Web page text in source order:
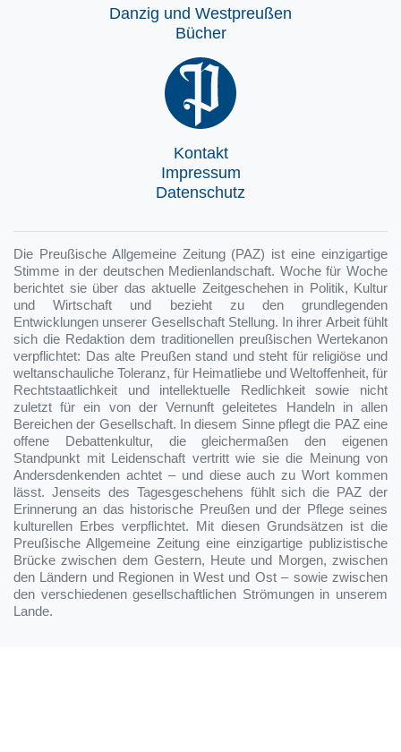
Danzig und Westpreußen
Bücher
Kontakt
Impressum
Datenschutz
Die Preußische Allgemeine Zeitung (PAZ) ist eine einzigartige
Stimme in der deutschen Medienlandschaft. Woche für Woche
berichtet sie über das aktuelle Zeitgeschehen in Politik, Kultur
und Wirtschaft und bezieht zu den grundlegenden
Entwicklungen unserer Gesellschaft Stellung. In ihrer Arbeit fühlt
sich die Redaktion dem traditionellen preußischen Wertekanon
verpflichtet: Das alte Preußen stand und steht für religiöse und
weltanschauliche Toleranz, für Heimatliebe und Weltoffenheit, für
Rechtstaatlichkeit und intellektuelle Redlichkeit sowie nicht
zuletzt für ein von der Vernunft geleitetes Handeln in allen
Bereichen der Gesellschaft. In diesem Sinne pflegt die PAZ eine
offene Debattenkultur, die gleichermaßen den eigenen
Standpunkt mit Leidenschaft vertritt wie sie die Meinung von
Andersdenkenden achtet – und diese auch zu Wort kommen
lässt. Jenseits des Tagesgeschehens fühlt sich die PAZ der
Erinnerung an das historische Preußen und der Pflege seines
kulturellen Erbes verpflichtet. Mit diesen Grundsätzen ist die
Preußische Allgemeine Zeitung eine einzigartige publizistische
Brücke zwischen dem Gestern, Heute und Morgen, zwischen
den Ländern und Regionen in West und Ost – sowie zwischen
den verschiedenen gesellschaftlichen Strömungen in unserem
Lande.